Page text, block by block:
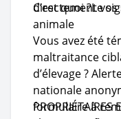
directement
C’est quoi ?Le
animale
Vous avez été
maltraitance
d’élevage ?
nationale
formulaire à
PROPRIÉTAIRES